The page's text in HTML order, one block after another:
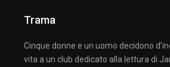
Trama
Cinque donne e un uomo decidono
vita a un club dedicato alla lettura di